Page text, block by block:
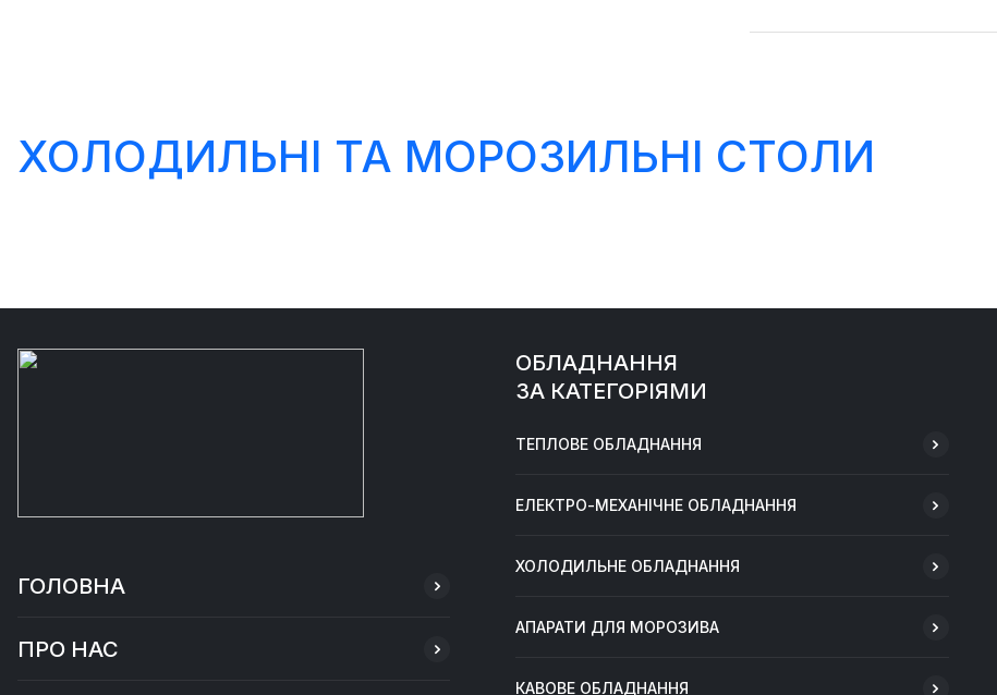
ХОЛОДИЛЬНІ ТА МОРОЗИЛЬНІ СТОЛИ
ГОЛОВНА
ПРО НАС
ОБЛАДНАННЯ
ЗА КАТЕГОРІЯМИ
ТЕПЛОВЕ ОБЛАДНАННЯ
ЕЛЕКТРО-МЕХАНІЧНЕ ОБЛАДНАННЯ
ХОЛОДИЛЬНЕ ОБЛАДНАННЯ
АПАРАТИ ДЛЯ МОРОЗИВА
КАВОВЕ ОБЛАДНАННЯ